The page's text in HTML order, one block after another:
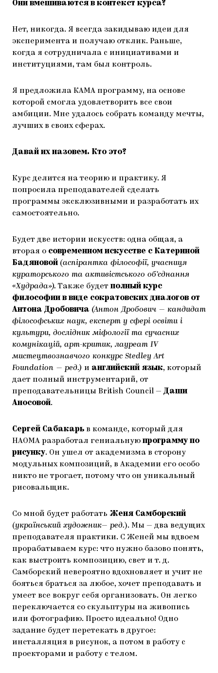
Они вмешиваются в контекст курса?
Нет, никогда. Я всегда закидываю идеи для
эксперимента и получаю отклик. Раньше,
когда я сотрудничала с инициативами и
институциями, там был контроль.
Я предложила КАМА программу, на основе
которой смогла удовлетворить все свои
амбиции. Мне удалось собрать команду мечты,
лучших в своих сферах.
Давай их назовем. Кто это?
Курс делится на теорию и практику. Я
попросила преподавателей сделать
программы эксклюзивными и разработать их
самостоятельно.
Будет две истории искусств: одна общая, а
вторая о современном искусстве с Катериной
Бадяновой (аспірантка філософії, учасниця
кураторського та активістського об’єднання
«Худрада»). Также будет полный курс
философии в виде сократовских диалогов от
Антона Дробовича (Антон Дробович — кандидат
філософських наук, експерт у сфері освіти і
культури, дослідник міфології та сучасних
комунікацій, арт-критик, лауреат ІV
мистецтвознавчого конкурс Stedley Art
Foundation — ред.) и английский язык, который
дает полный инструментарий, от
преподавательницы British Council — Даши
Аносовой.
Сергей Сабакарь в команде, который для
НАОМА разработал гениальную программу по
рисунку. Он ушел от академизма в сторону
модульных композиций, в Академии его особо
никто не трогает, потому что он уникальный
рисовальщик.
Со мной будет работать Женя Самборский
(український художник— ред.). Мы — два ведущих
преподавателя практики. С Женей мы вдвоем
прорабатываем курс: что нужно базово понять,
как выстроить композицию, свет и т. д.
Самборский невероятно вдохновляет и учит не
бояться браться за любое, хочет преподавать и
умеет все вокруг себя организовать. Он легко
переключается со скульптуры на живопись
или фотографию. Просто идеально! Одно
задание будет перетекать в другое:
инсталляция в рисунок, а потом в работу с
проекторами и работу с телом.